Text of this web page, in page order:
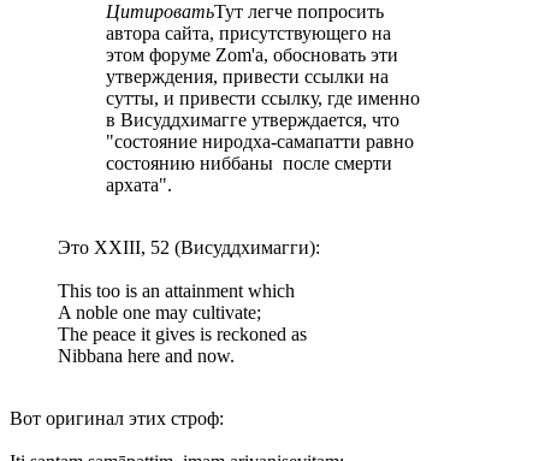
ЦитироватьТут легче попросить
автора сайта, присутствующего на
этом форуме Zom'a, обосновать эти
утверждения, привести ссылки на
сутты, и привести ссылку, где именно
в Висуддхимагге утверждается, что
"состояние ниродха-самапатти равно
состоянию ниббаны после смерти
архата".
Это XXIII, 52 (Висуддхимагги):
This too is an attainment which
A noble one may cultivate;
The peace it gives is reckoned as
Nibbana here and now.
Вот оригинал этих строф: